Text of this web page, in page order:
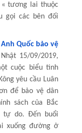
« tương lai thuộc
gọi các bên đối
Quốc bảo vệ
15/09/2019,
cuộc biểu tình
yêu cầu Luân
để bảo vệ dân
sách của Bắc
tự do. Đến buổi
xuống đường ở